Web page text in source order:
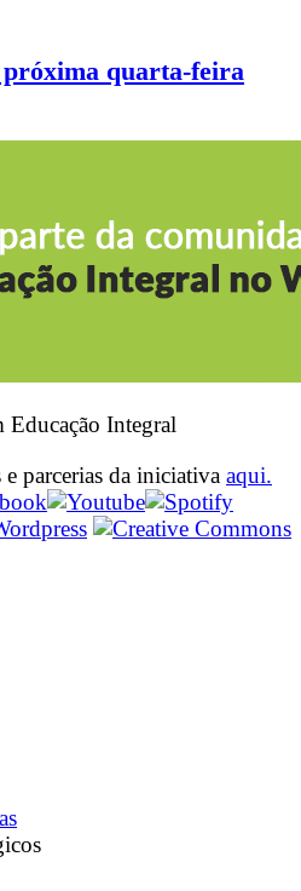
quarta-feira
Educação Integral
parcerias da iniciativa aqui.